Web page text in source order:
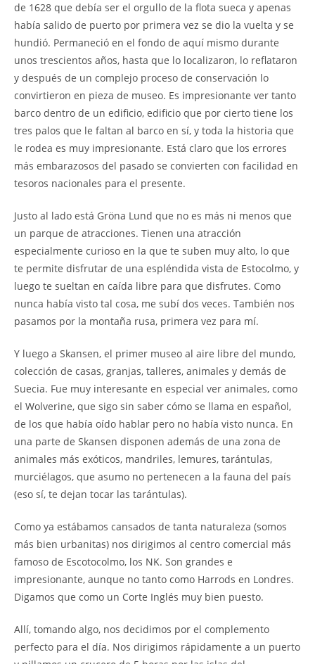
de 1628 que debía ser el orgullo de la flota sueca y apenas
había salido de puerto por primera vez se dio la vuelta y se
hundió. Permaneció en el fondo de aquí mismo durante
unos trescientos años, hasta que lo localizaron, lo reflataron
y después de un complejo proceso de conservación lo
convirtieron en pieza de museo. Es impresionante ver tanto
barco dentro de un edificio, edificio que por cierto tiene los
tres palos que le faltan al barco en sí, y toda la historia que
le rodea es muy impresionante. Está claro que los errores
más embarazosos del pasado se convierten con facilidad en
tesoros nacionales para el presente.
Justo al lado está Gröna Lund que no es más ni menos que
un parque de atracciones. Tienen una atracción
especialmente curioso en la que te suben muy alto, lo que
te permite disfrutar de una espléndida vista de Estocolmo, y
luego te sueltan en caída libre para que disfrutes. Como
nunca había visto tal cosa, me subí dos veces. También nos
pasamos por la montaña rusa, primera vez para mí.
Y luego a Skansen, el primer museo al aire libre del mundo,
colección de casas, granjas, talleres, animales y demás de
Suecia. Fue muy interesante en especial ver animales, como
el Wolverine, que sigo sin saber cómo se llama en español,
de los que había oído hablar pero no había visto nunca. En
una parte de Skansen disponen además de una zona de
animales más exóticos, mandriles, lemures, tarántulas,
murciélagos, que asumo no pertenecen a la fauna del país
(eso sí, te dejan tocar las tarántulas).
Como ya estábamos cansados de tanta naturaleza (somos
más bien urbanitas) nos dirigimos al centro comercial más
famoso de Escotocolmo, los NK. Son grandes e
impresionante, aunque no tanto como Harrods en Londres.
Digamos que como un Corte Inglés muy bien puesto.
Allí, tomando algo, nos decidimos por el complemento
perfecto para el día. Nos dirigimos rápidamente a un puerto